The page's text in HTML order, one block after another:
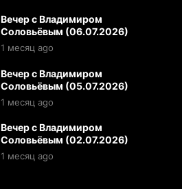
Вечер с Владимиром
Соловьёвым (06.07.2026)
1 месяц ago
Вечер с Владимиром
Соловьёвым (05.07.2026)
1 месяц ago
Вечер с Владимиром
Соловьёвым (02.07.2026)
1 месяц ago